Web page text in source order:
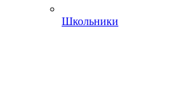
Школьники